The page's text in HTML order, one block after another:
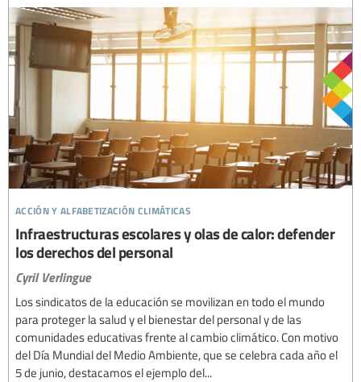
acción y alfabetización climáticas
Infraestructuras escolares y olas de calor: defender
los derechos del personal
Cyril Verlingue
Los sindicatos de la educación se movilizan en todo el mundo
para proteger la salud y el bienestar del personal y de las
comunidades educativas frente al cambio climático. Con motivo
del Día Mundial del Medio Ambiente, que se celebra cada año el
5 de junio, destacamos el ejemplo del...